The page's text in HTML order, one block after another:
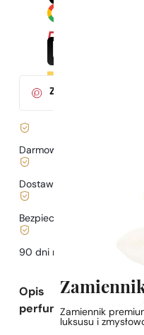
Za zakup tego
Darmowa dostawa już od
Dostawa już
Bezpieczne zakupy i
90 dni na
Opis
perfumZamiennik
luksusu i